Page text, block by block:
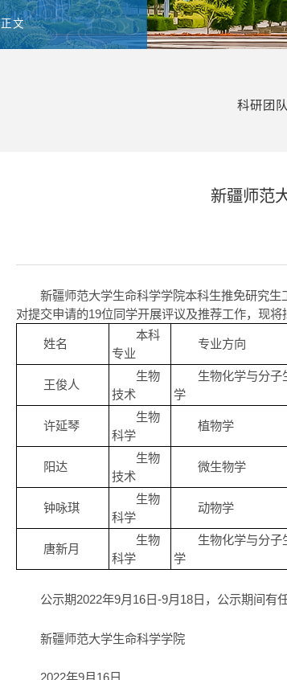
正文
科研团队
新疆师范
新疆师范大学生命科学学院本科生推免研究生
对提交申请的19位同学开展评议及推荐工作，现将
姓名
本科
专业
专业方向
王俊人
生物
技术
生物化学与分子
学
许延琴
生物
科学
植物学
阳达
生物
技术
微生物学
钟咏琪
生物
科学
动物学
唐新月
生物
科学
生物化学与分子
学
公示期2022年9月16日-9月18日，公示期间有
新疆师范大学生命科学学院
2022年9月16日